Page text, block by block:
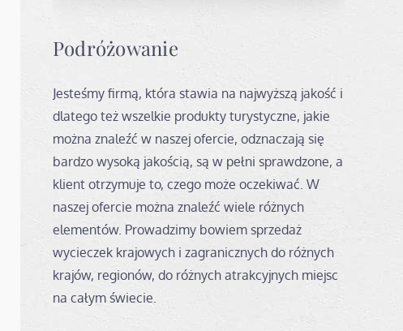
Podróżowanie
Jesteśmy firmą, która stawia na najwyższą jakość i
dlatego też wszelkie produkty turystyczne, jakie
można znaleźć w naszej ofercie, odznaczają się
bardzo wysoką jakością, są w pełni sprawdzone, a
klient otrzymuje to, czego może oczekiwać. W
naszej ofercie można znaleźć wiele różnych
elementów. Prowadzimy bowiem sprzedaż
wycieczek krajowych i zagranicznych do różnych
krajów, regionów, do różnych atrakcyjnych miejsc
na całym świecie.